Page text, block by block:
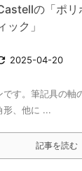
の「ポリ
ック」
2025-04-20
です。筆記具の軸
形、他に ...
記事を読む